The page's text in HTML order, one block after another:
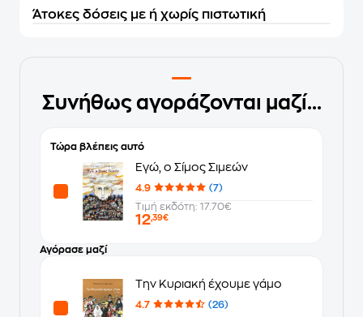
Άτοκες δόσεις με ή χωρίς πιστωτική
Συνήθως αγοράζονται μαζί...
Τώρα βλέπεις αυτό
Εγώ, ο Σίμος Σιμεών
4.9
(7)
Τιμή εκδότη: 17.70€
12,39€
Αγόρασε μαζί
Την Κυριακή έχουμε γάμο
4.7
(26)